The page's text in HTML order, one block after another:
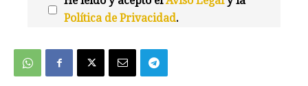
Política de Privacidad.